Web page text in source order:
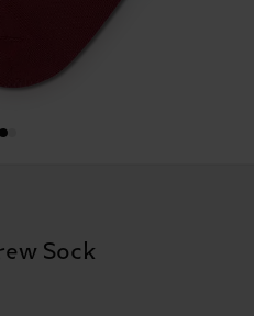
Sock